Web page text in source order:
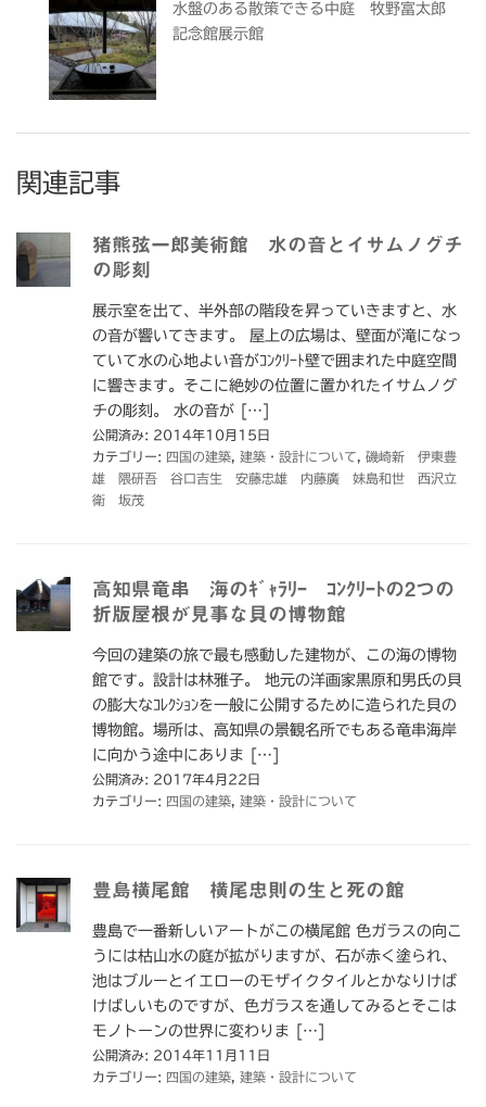
水盤のある散策できる中庭 牧野富太郎
記念館展示館
関連記事
猪熊弦一郎美術館 水の音とイサムノグチ
の彫刻
展示室を出て、半外部の階段を昇っていきますと、水
の音が響いてきます。 屋上の広場は、壁面が滝になっ
ていて水の心地よい音がｺﾝｸﾘｰﾄ壁で囲まれた中庭空間
に響きます。そこに絶妙の位置に置かれたイサムノグ
チの彫刻。 水の音が […]
公開済み: 2014年10月15日
カテゴリー: 四国の建築 建築・設計について
磯崎新 伊東豊
雄 隈研吾 谷口吉生 安藤忠雄 内藤廣 妹島和世 西沢立
衛 坂茂
高知県竜串 海のｷﾞｬﾗﾘｰ ｺﾝｸﾘｰﾄの2つの
折版屋根が見事な貝の博物館
今回の建築の旅で最も感動した建物が、この海の博物
館です。設計は林雅子。 地元の洋画家黒原和男氏の貝
の膨大なｺﾚｸｼｮﾝを一般に公開するために造られた貝の
博物館。場所は、高知県の景観名所でもある竜串海岸
に向かう途中にありま […]
公開済み: 2017年4月22日
カテゴリー: 四国の建築 建築・設計について
豊島横尾館 横尾忠則の生と死の館
豊島で一番新しいアートがこの横尾館 色ガラスの向こ
うには枯山水の庭が拡がりますが、石が赤く塗られ、
池はブルーとイエローのモザイクタイルとかなりけば
けばしいものですが、色ガラスを通してみるとそこは
モノトーンの世界に変わりま […]
公開済み: 2014年11月11日
カテゴリー: 四国の建築 建築・設計について